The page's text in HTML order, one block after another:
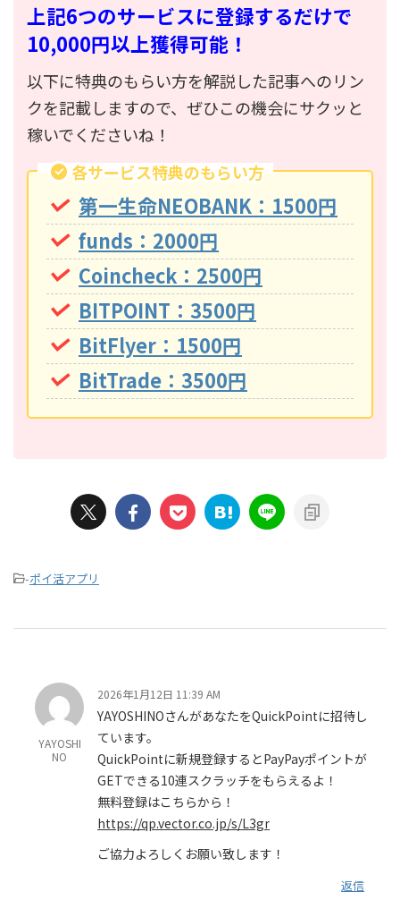
上記6つのサービスに登録するだけで
10,000円以上獲得可能！
以下に特典のもらい方を解説した記事へのリン
クを記載しますので、ぜひこの機会にサクッと
稼いでくださいね！
各サービス特典のもらい方
第一生命NEOBANK：1500円
funds：2000円
Coincheck：2500円
BITPOINT：3500円
BitFlyer：1500円
BitTrade：3500円
-ポイ活アプリ
YAYOSHI
NO
2026年1月12日 11:39 AM
YAYOSHINOさんがあなたをQuickPointに招待し
ています。
QuickPointに新規登録するとPayPayポイントが
GETできる10連スクラッチをもらえるよ！
無料登録はこちらから！
https://qp.vector.co.jp/s/L3gr
ご協力よろしくお願い致します！
返信